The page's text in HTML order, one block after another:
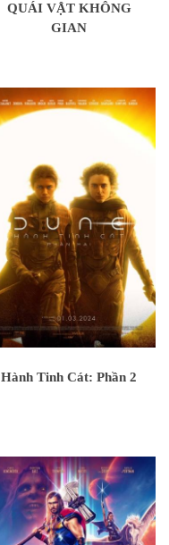
QUÁI VẬT KHÔNG
GIAN
Hành Tinh Cát: Phần 2